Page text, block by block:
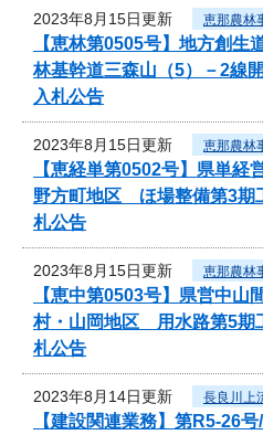
2023年8月15日更新 恵那農林
【恵林第0505号】地方創
林基幹道三森山（5）－2線
入札公告
2023年8月15日更新 恵那農林
【恵経単第0502号】県単
野方町地区 ほ場整備第3期
札公告
2023年8月15日更新 恵那農林
【恵中第0503号】県営中
村・山岡地区 用水路第5期
札公告
2023年8月14日更新 長良川上
【建設関連業務】第R5-26